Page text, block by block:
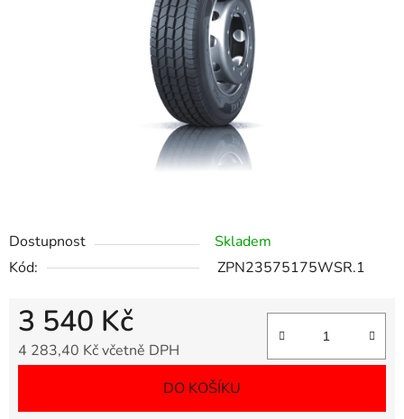
Dostupnost
Skladem
Kód:
ZPN23575175WSR.1
3 540 Kč
4 283,40 Kč včetně DPH
DO KOŠÍKU